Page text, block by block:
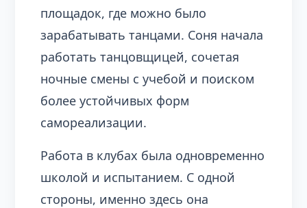
площадок, где можно было
зарабатывать танцами. Соня начала
работать танцовщицей, сочетая
ночные смены с учебой и поиском
более устойчивых форм
самореализации.
Работа в клубах была одновременно
школой и испытанием. С одной
стороны, именно здесь она